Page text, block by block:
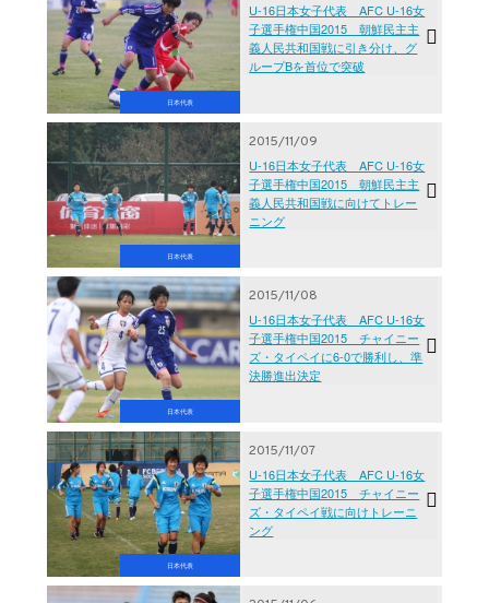
日本代表
U-16日本女子代表 AFC U-16女
子選手権中国2015 朝鮮民主主
義人民共和国戦に引き分け、グ
ループBを首位で突破
日本代表
2015/11/09
U-16日本女子代表 AFC U-16女
子選手権中国2015 朝鮮民主主
義人民共和国戦に向けてトレー
ニング
日本代表
2015/11/08
U-16日本女子代表 AFC U-16女
子選手権中国2015 チャイニー
ズ・タイペイに6-0で勝利し、準
決勝進出決定
日本代表
2015/11/07
U-16日本女子代表 AFC U-16女
子選手権中国2015 チャイニー
ズ・タイペイ戦に向けトレーニ
ング